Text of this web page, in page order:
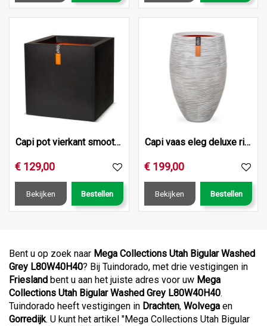
Capi pot vierkant smooth nl 50x50x50 zwart
€ 129,00
Bekijken Bestellen
Capi vaas eleg deluxe rib nl d56h84 ivr
€ 199,00
Bekijken Bestellen
Bent u op zoek naar Mega Collections Utah Bigular Washed
Grey L80W40H40? Bij Tuindorado, met drie vestigingen in
Friesland bent u aan het juiste adres voor uw Mega
Collections Utah Bigular Washed Grey L80W40H40.
Tuindorado heeft vestigingen in Drachten, Wolvega en
Gorredijk. U kunt het artikel "Mega Collections Utah Bigular